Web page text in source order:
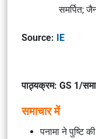
समर्पित;
Source: IE
पाठ्यक्रम: GS 1/
समाचार में
पनामा ने पुष्टि